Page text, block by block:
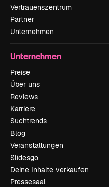
Vertrauenszentrum
Partner
Unternehmen
Unternehmen
Preise
Über uns
Reviews
Karriere
Suchtrends
Blog
Veranstaltungen
Slidesgo
Deine Inhalte verkaufen
Pressesaal